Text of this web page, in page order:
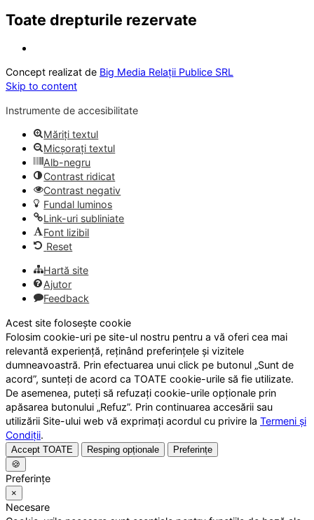
Toate drepturile rezervate
Concept realizat de Big Media Relații Publice SRL
Skip to content
Instrumente de accesibilitate
Măriți textul
Micșorați textul
Alb-negru
Contrast ridicat
Contrast negativ
Fundal luminos
Link-uri subliniate
Font lizibil
Reset
Hartă site
Ajutor
Feedback
Acest site folosește cookie
Folosim cookie-uri pe site-ul nostru pentru a vă oferi cea mai
relevantă experiență, reținând preferințele și vizitele
dumneavoastră. Prin efectuarea unui click pe butonul „Sunt de
acord”, sunteți de acord ca TOATE cookie-urile să fie utilizate.
De asemenea, puteți să refuzați cookie-urile opționale prin
apăsarea butonului „Refuz”. Prin continuarea accesării sau
utilizării Site-ului web vă exprimați acordul cu privire la Termeni și
Condiții.
Accept TOATE Resping opționale
Preferințe
🍪
Preferințe
×
Necesare